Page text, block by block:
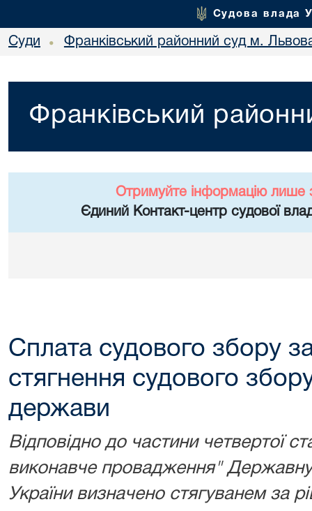
Судова влада
Суди • Франківський районний суд м.
Франківський
Отримуйте інформацію лише
Єдиний Контакт-центр судової
Сплата судового збору
стягнення судового
держави
Відповідно до частини четвертої
виконавче провадження" Державну
України визначено стягуванем за